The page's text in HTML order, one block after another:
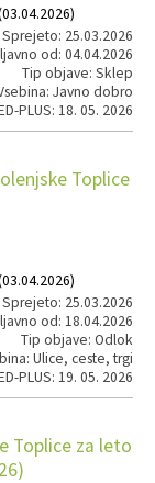
Sprejeto: 25.03.2026
od: 04.04.2026
Tip objave: Sklep
Javno dobro
PLUS: 18. 05. 2026
Toplice
Sprejeto: 25.03.2026
od: 18.04.2026
Tip objave: Odlok
Ulice, ceste, trgi
PLUS: 19. 05. 2026
Toplice za leto